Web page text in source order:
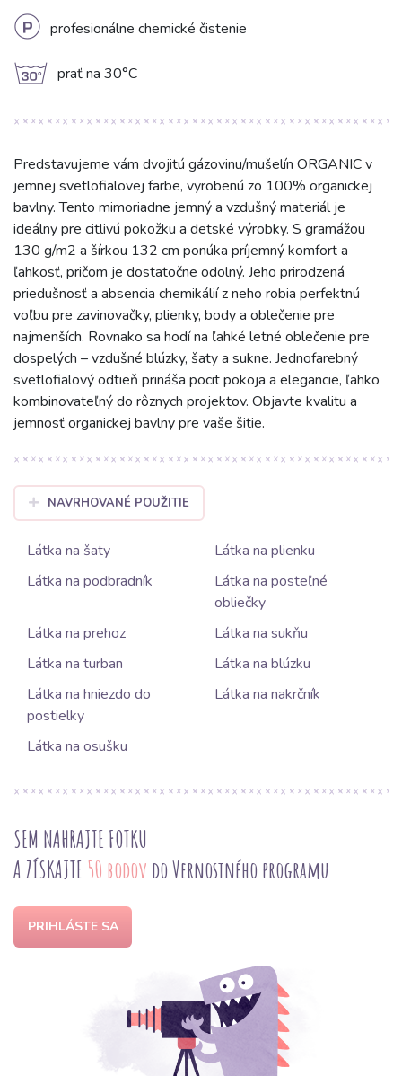
L profesionálne chemické čistenie
g prať na 30°C
Predstavujeme vám dvojitú gázovinu/mušelín ORGANIC v
jemnej svetlofialovej farbe, vyrobenú zo 100% organickej
bavlny. Tento mimoriadne jemný a vzdušný materiál je
ideálny pre citlivú pokožku a detské výrobky. S gramážou
130 g/m2 a šírkou 132 cm ponúka príjemný komfort a
ľahkosť, pričom je dostatočne odolný. Jeho prirodzená
priedušnosť a absencia chemikálií z neho robia perfektnú
voľbu pre zavinovačky, plienky, body a oblečenie pre
najmenších. Rovnako sa hodí na ľahké letné oblečenie pre
dospelých – vzdušné blúzky, šaty a sukne. Jednofarebný
svetlofialový odtieň prináša pocit pokoja a elegancie, ľahko
kombinovateľný do rôznych projektov. Objavte kvalitu a
jemnosť organickej bavlny pre vaše šitie.
NAVRHOVANÉ POUŽITIE
Látka na šaty
Látka na plienku
Látka na podbradník
Látka na posteľné
obliečky
Látka na prehoz
Látka na sukňu
Látka na turban
Látka na blúzku
Látka na hniezdo do
postielky
Látka na nakrčník
Látka na osušku
SEM NAHRAJTE FOTKU
A ZÍSKAJTE 50 bodov do Vernostného programu
PRIHLÁSTE SA